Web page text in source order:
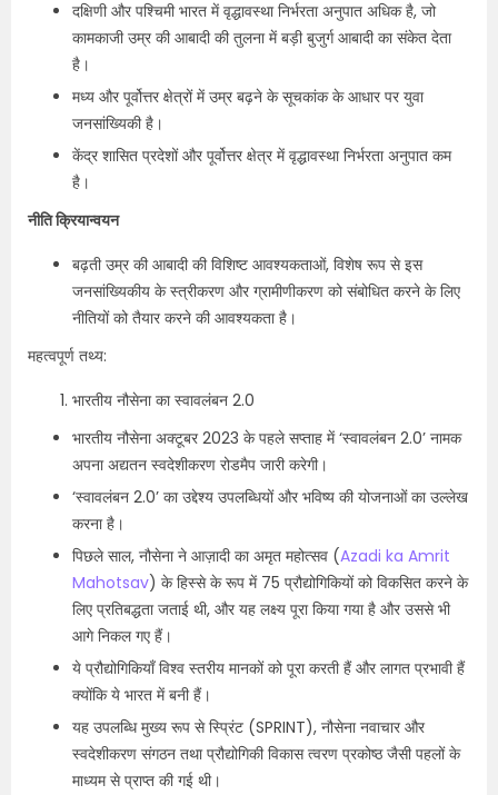
दक्षिणी और पश्चिमी भारत में वृद्धावस्था निर्भरता अनुपात अधिक है, जो
कामकाजी उम्र की आबादी की तुलना में बड़ी बुजुर्ग आबादी का संकेत देता
है।
मध्य और पूर्वोत्तर क्षेत्रों में उम्र बढ़ने के सूचकांक के आधार पर युवा
जनसांख्यिकी है।
केंद्र शासित प्रदेशों और पूर्वोत्तर क्षेत्र में वृद्धावस्था निर्भरता अनुपात कम
है।
नीति क्रियान्वयन
बढ़ती उम्र की आबादी की विशिष्ट आवश्यकताओं, विशेष रूप से इस
जनसांख्यिकीय के स्त्रीकरण और ग्रामीणीकरण को संबोधित करने के लिए
नीतियों को तैयार करने की आवश्यकता है।
महत्वपूर्ण तथ्य:
भारतीय नौसेना का स्वावलंबन 2.0
भारतीय नौसेना अक्टूबर 2023 के पहले सप्ताह में ‘स्वावलंबन 2.0’ नामक
अपना अद्यतन स्वदेशीकरण रोडमैप जारी करेगी।
‘स्वावलंबन 2.0’ का उद्देश्य उपलब्धियों और भविष्य की योजनाओं का उल्लेख
करना है।
पिछले साल, नौसेना ने आज़ादी का अमृत महोत्सव (Azadi ka Amrit
Mahotsav) के हिस्से के रूप में 75 प्रौद्योगिकियों को विकसित करने के
लिए प्रतिबद्धता जताई थी, और यह लक्ष्य पूरा किया गया है और उससे भी
आगे निकल गए हैं।
ये प्रौद्योगिकियाँ विश्व स्तरीय मानकों को पूरा करती हैं और लागत प्रभावी हैं
क्योंकि ये भारत में बनी हैं।
यह उपलब्धि मुख्य रूप से स्प्रिंट (SPRINT), नौसेना नवाचार और
स्वदेशीकरण संगठन तथा प्रौद्योगिकी विकास त्वरण प्रकोष्ठ जैसी पहलों के
माध्यम से प्राप्त की गई थी।